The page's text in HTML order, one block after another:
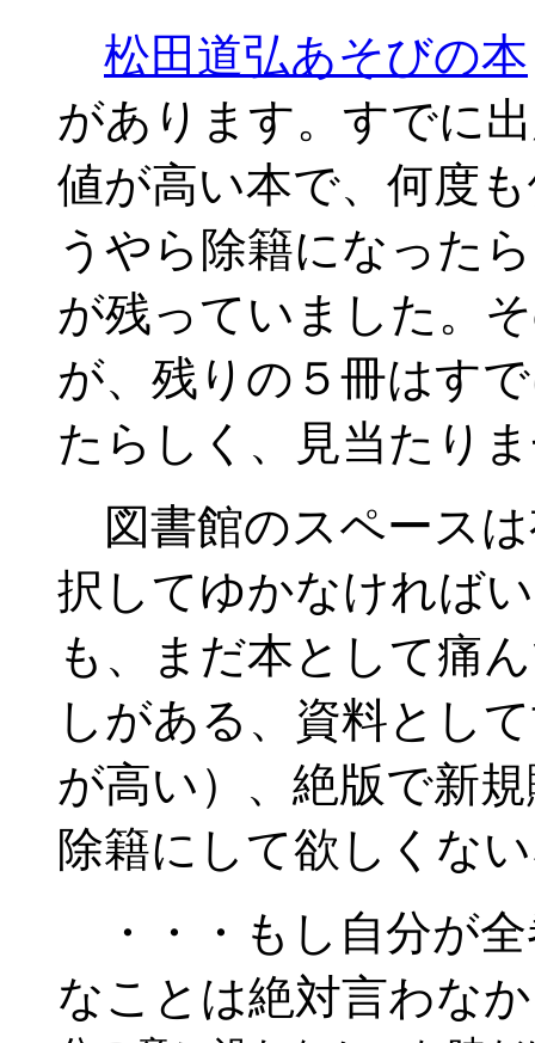
松田道弘あそびの本
があります。すでに
値が高い本で、何度
うやら除籍になった
が残っていました。
が、残りの５冊はす
たらしく、見当たり
図書館のスペース
択してゆかなければ
も、まだ本として痛
しがある、資料とし
が高い）、絶版で新
除籍にして欲しくな
・・・もし自分が
なことは絶対言わな